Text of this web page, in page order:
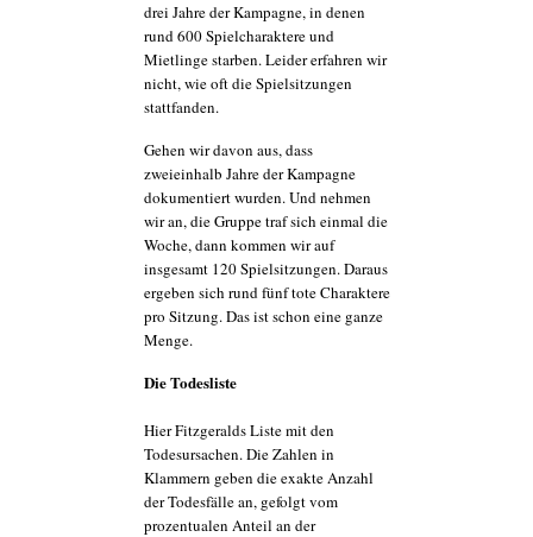
drei Jahre der Kampagne, in denen
rund 600 Spielcharaktere und
Mietlinge starben. Leider erfahren wir
nicht, wie oft die Spielsitzungen
stattfanden.
Gehen wir davon aus, dass
zweieinhalb Jahre der Kampagne
dokumentiert wurden. Und nehmen
wir an, die Gruppe traf sich einmal die
Woche, dann kommen wir auf
insgesamt 120 Spielsitzungen. Daraus
ergeben sich rund fünf tote Charaktere
pro Sitzung. Das ist schon eine ganze
Menge.
Die Todesliste
Hier Fitzgeralds Liste mit den
Todesursachen. Die Zahlen in
Klammern geben die exakte Anzahl
der Todesfälle an, gefolgt vom
prozentualen Anteil an der